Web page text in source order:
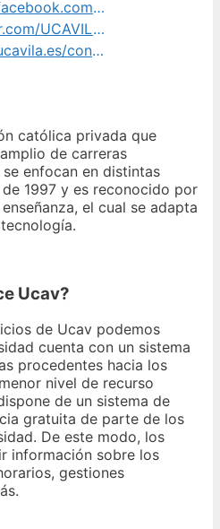
https://www.facebook.com/UniversidadCatolicaAvila/
https://twitter.com/UCAVILA_
https://www.ucavila.es/contacto/
católica privada que
de carreras
enfocan en distintas
1997 y es reconocido por
el cual se adapta
Ucav?
de Ucav podemos
cuenta con un sistema
procedentes hacia los
nivel de recurso
de un sistema de
gratuita de parte de los
De este modo, los
información sobre los
gestiones